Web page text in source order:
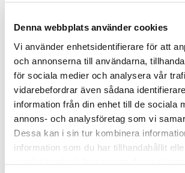
Denna webbplats använder cookies
Vi använder enhetsidentifierare för att
och annonserna till användarna,
för sociala medier och analysera vår
vidarebefordrar även sådana
information från din enhet till de sociala
annons- och analysföretag som vi
Dessa kan i sin tur kombinera
information som du har tillhandahållit
skillnad över tid. Genom att se på
helhet och göra dagliga
kontot kan vi alla skapa bättre
att må bra och leva våra liv fullt ut.
Mårtens insikter? Då är det kanske
det första steget mot en mer
Klickahärför att läsa